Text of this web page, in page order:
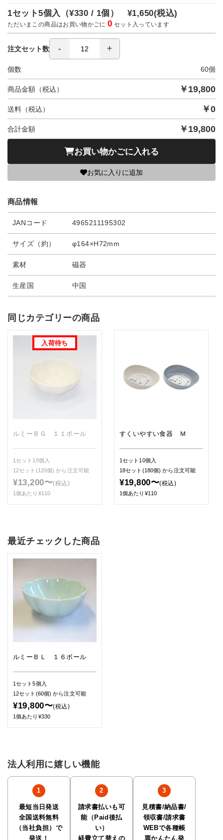
1セット5個入（¥330 / 1個） ¥1,650(税込)
ただいまこの商品はお買い物かごに0 セット入っています
注文セット数
個数 60個
商品金額（税込） ￥ 19,800
送料（税込） ￥0
合計金額 ￥ 19,800
お買い物かごに入れる
お気に入りに追加
商品情報
JANコード 4965211195302
サイズ（約） φ164×H72mm
素材 磁器
生産国 中国
同じカテゴリーの商品
ルミーＢＧ １１ボール
1セット10個入
12セット(120個)から注文可能
¥13,200〜(税込)
1個あたり¥110
すくいやすい食器 Ｍ
1セット10個入
18セット(180個)から注文可能
¥19,800〜(税込)
1個あたり¥110
最近チェックした商品
ルミーＢＬ １６ボール
1セット5個入
12セット(60個)から注文可能
¥19,800〜(税込)
1個あたり¥330
法人利用に嬉しい機能
最短当日発送
全国送料無料
（当社負担）で
発送！
請求書払いも可
能（Paid後払
い）
経費立て替えの
見積書/納品書/
領収書/請求書
WEBで各種帳
票かんたん発